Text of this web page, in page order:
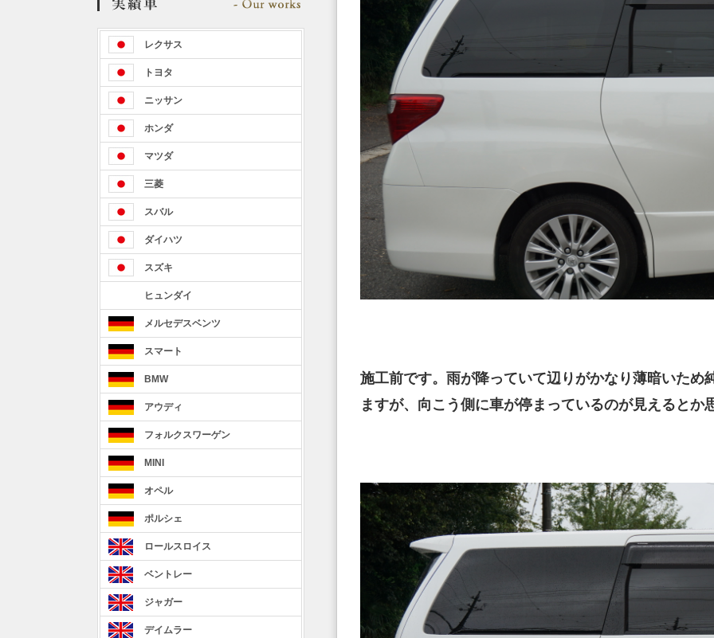
施工前です。雨が降っていて辺りがかなり薄暗いため
ますが、向こう側に車が停まっているのが見えるとか
レクサス
トヨタ
ニッサン
ホンダ
マツダ
三菱
スバル
ダイハツ
スズキ
ヒュンダイ
メルセデスベンツ
スマート
BMW
アウディ
フォルクスワーゲン
MINI
オペル
ポルシェ
ロールスロイス
ベントレー
ジャガー
デイムラー